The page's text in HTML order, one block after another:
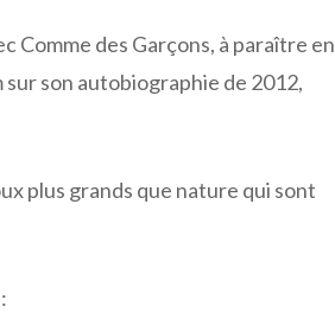
Comme des Garçons, à paraître en
sur son autobiographie de 2012,
plus grands que nature qui sont